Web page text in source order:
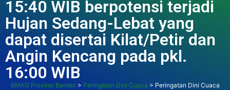
15:40 WIB berpotensi terjadi
Hujan Sedang-Lebat yang
dapat disertai Kilat/Petir dan
Angin Kencang pada pkl.
16:00 WIB
BMKG Provinsi Banten > Peringatan Dini Cuaca > Peringatan Dini Cuaca